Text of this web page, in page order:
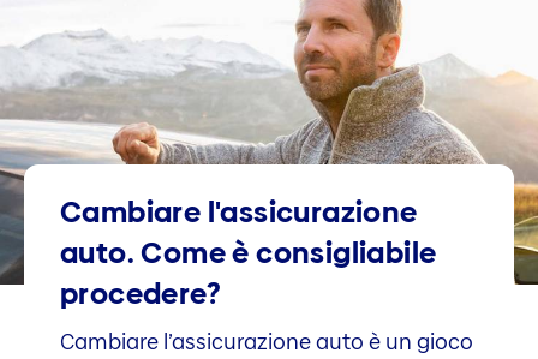
Cambiare l'assicurazione
auto. Come è consigliabile
procedere?
Cambiare l’assicurazione auto è un gioco